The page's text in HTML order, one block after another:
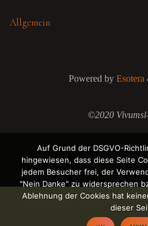
Allgemein
Powered byEsotera
©2020
Auf Grund der DSGVO-
hingewiesen, dass diese Seite
jedem Besucher frei, der
"Nein Danke" zu widersprechen
Ablehnung der Cookies hat
dieser